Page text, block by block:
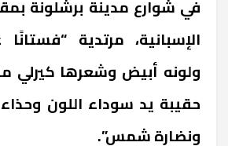
في شوارع مدينة برشلونة
الإسبانية، مرتدية
ولونه أبيض وشعرها كيرلي
حقيبة يد سوداء اللون وحذاء
ونضارة شمس”.